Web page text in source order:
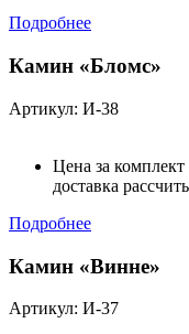
Подробнее
Камин «Бломс»
Артикул: И-38
Цена за
доставка
Подробнее
Камин «Винне»
Артикул: И-37